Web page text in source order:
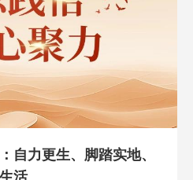
自力更生、脚踏实地、
活